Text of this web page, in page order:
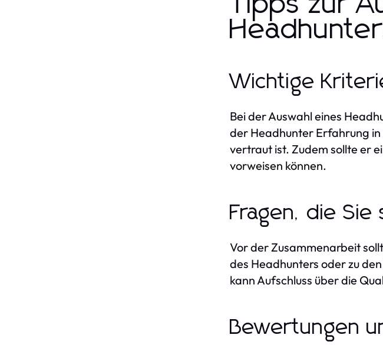
Wichtige
Bei der Auswahl eines
der Headhunter Erfahrung
vertraut ist. Zudem sollte er
vorweisen können.
Fragen, die Sie
Vor der Zusammenarbeit
des Headhunters oder zu
kann Aufschluss über die
Bewertungen